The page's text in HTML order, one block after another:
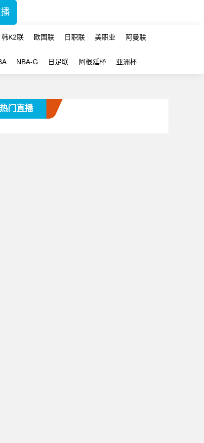
韩K2联 欧国联 日职联 美职业 阿曼联
NBA-G 日足联 阿根廷杯 亚洲杯
热门直播